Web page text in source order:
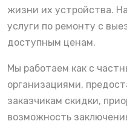
жизни их устройства.
услуги по ремонту с
доступным ценам.
Мы работаем как с
организациями,
заказчикам скидки,
возможность